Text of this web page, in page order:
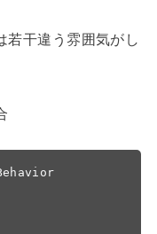
若干違う雰囲気がし